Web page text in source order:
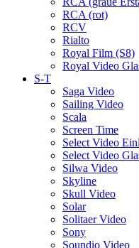
RCA (rot)
RCV
Rialto
Royal Film (S8)
Royal Video
S-T
Saga Video
Sailing Video
Scala
Screen Time
Select Video
Select Video
Silwa Video
Skyline
Skull Video
Solar
Solitaer Video
Sony
Soundio Video